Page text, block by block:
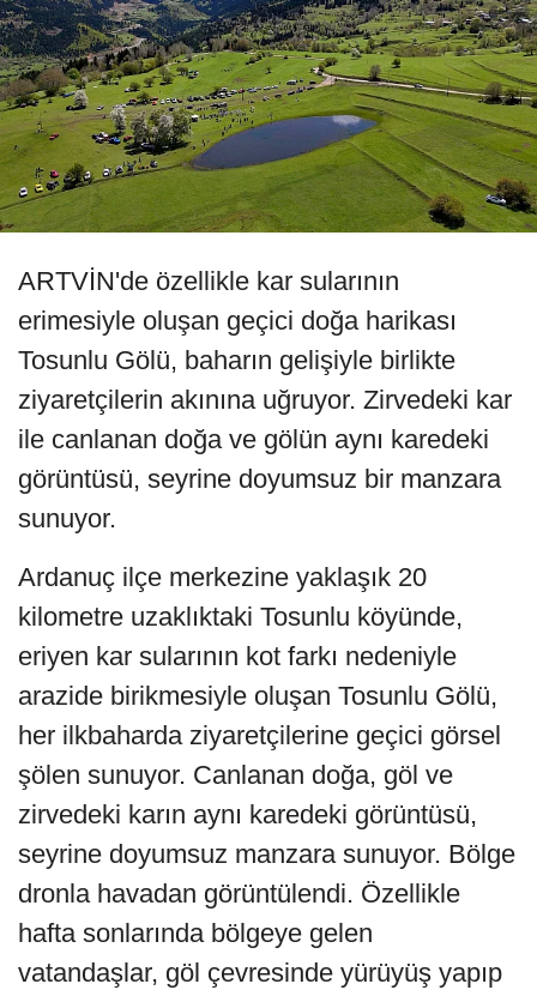
ARTVİN'de özellikle kar sularının
erimesiyle oluşan geçici doğa harikası
Tosunlu Gölü, baharın gelişiyle birlikte
ziyaretçilerin akınına uğruyor. Zirvedeki kar
ile canlanan doğa ve gölün aynı karedeki
görüntüsü, seyrine doyumsuz bir manzara
sunuyor.
Ardanuç ilçe merkezine yaklaşık 20
kilometre uzaklıktaki Tosunlu köyünde,
eriyen kar sularının kot farkı nedeniyle
arazide birikmesiyle oluşan Tosunlu Gölü,
her ilkbaharda ziyaretçilerine geçici görsel
şölen sunuyor. Canlanan doğa, göl ve
zirvedeki karın aynı karedeki görüntüsü,
seyrine doyumsuz manzara sunuyor. Bölge
dronla havadan görüntülendi. Özellikle
hafta sonlarında bölgeye gelen
vatandaşlar, göl çevresinde yürüyüş yapıp